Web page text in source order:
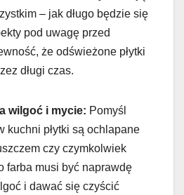
– jak długo będzie się
pod uwagę przed
że odświeżone płytki
długi czas.
wilgoć i mycie: Pomyśl
kuchni płytki są ochlapane
czy czymkolwiek
farba musi być naprawdę
i dawać się czyścić